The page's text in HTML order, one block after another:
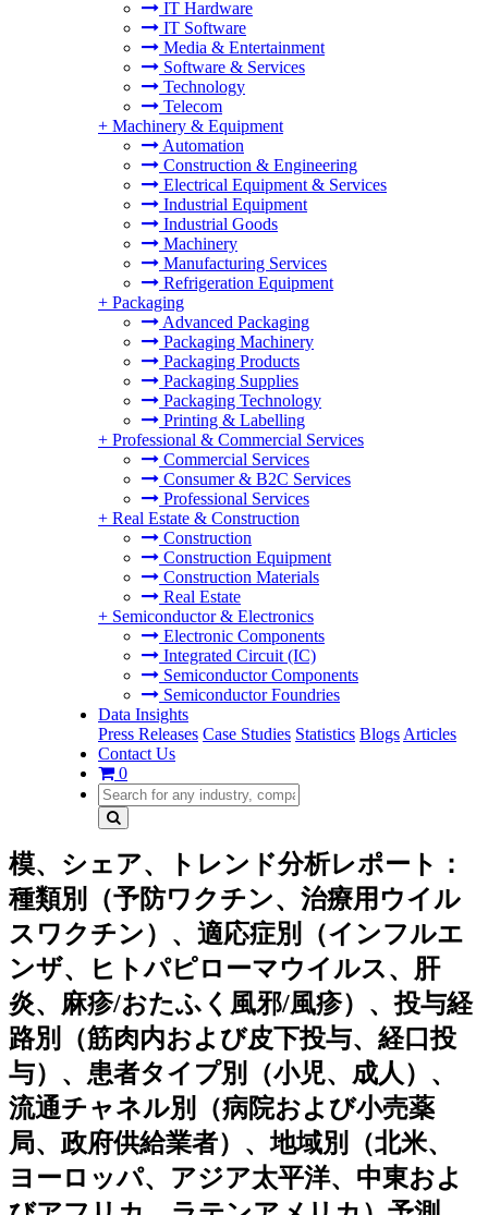
IT Hardware
IT Software
Media & Entertainment
Software & Services
Technology
Telecom
+ Machinery & Equipment
Automation
Construction & Engineering
Electrical Equipment & Services
Industrial Equipment
Industrial Goods
Machinery
Manufacturing Services
Refrigeration Equipment
+ Packaging
Advanced Packaging
Packaging Machinery
Packaging Products
Packaging Supplies
Packaging Technology
Printing & Labelling
+ Professional & Commercial Services
Commercial Services
Consumer & B2C Services
Professional Services
+ Real Estate & Construction
Construction
Construction Equipment
Construction Materials
Real Estate
+ Semiconductor & Electronics
Electronic Components
Integrated Circuit (IC)
Semiconductor Components
Semiconductor Foundries
Data Insights
Press Releases Case Studies Statistics Blogs Articles
Contact Us
0
模、シェア、トレンド分析レポート：
種類別（予防ワクチン、治療用ウイル
スワクチン）、適応症別（インフルエ
ンザ、ヒトパピローマウイルス、肝
炎、麻疹/おたふく風邪/風疹）、投与経
路別（筋肉内および皮下投与、経口投
与）、患者タイプ別（小児、成人）、
流通チャネル別（病院および小売薬
局、政府供給業者）、地域別（北米、
ヨーロッパ、アジア太平洋、中東およ